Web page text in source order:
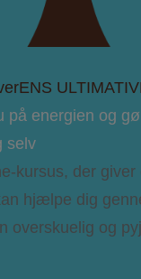
på energien og
selv
kursus, der giver
hjælpe dig
overskuelig og